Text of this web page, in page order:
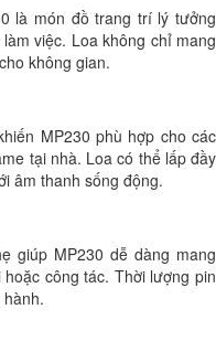
là món đồ trang trí lý tưởng
việc. Loa không chỉ mang
không gian.
MP230 phù hợp cho các
tại nhà. Loa có thể lấp đầy
âm thanh sống động.
giúp MP230 dễ dàng mang
công tác. Thời lượng pin